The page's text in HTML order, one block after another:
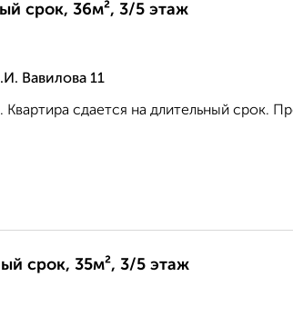
срок, 36м², 3/5 этаж
Вавилова 11
Квартира сдается на длительный срок.
срок, 35м², 3/5 этаж